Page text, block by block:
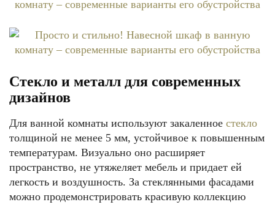
Стекло и металл для современных
дизайнов
Для ванной комнаты используют закаленное стекло
толщиной не менее 5 мм, устойчивое к повышенным
температурам. Визуально оно расширяет
пространство, не утяжеляет мебель и придает ей
легкость и воздушность. За стеклянными фасадами
можно продемонстрировать красивую коллекцию